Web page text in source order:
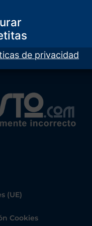
de privacidad
(UE)
Cookies